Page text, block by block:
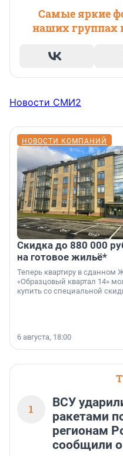
Самые яркие
наших группах
Новости СМИ2
НОВОСТИ КОМПАНИЙ
Скидка до 880 000
на готовое жильё*
Теперь квартиру в сданном
«Образцовый квартал 14»
купить со специальной
6 августа, 18:00
1
ВСУ
ракетами
регионам
сообщили